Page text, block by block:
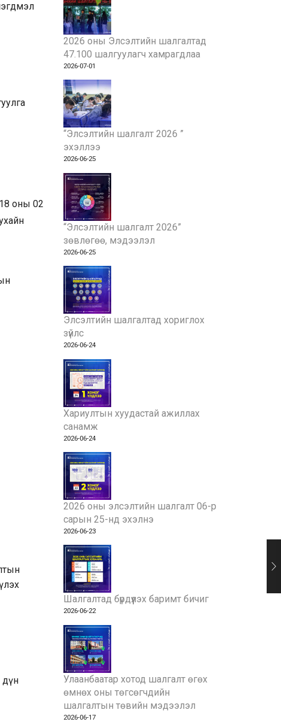
оны 02
дүн
2026 оны Элсэлтийн шалгалтад
47.100 шалгуулагч хамрагдлаа
2026-07-01
“Элсэлтийн шалгалт 2026 ”
эхэллээ
2026-06-25
“Элсэлтийн шалгалт 2026”
зөвлөгөө, мэдээлэл
2026-06-25
Элсэлтийн шалгалтад хориглох
зүйлс
2026-06-24
Хариултын хуудастай ажиллах
санамж
2026-06-24
2026 оны элсэлтийн шалгалт 06-р
сарын 25-нд эхэлнэ
2026-06-23
Шалгалтад бүрдүүлэх баримт бичиг
2026-06-22
Улаанбаатар хотод шалгалт өгөх
өмнөх оны төгсөгчдийн
шалгалтын төвийн мэдээлэл
2026-06-17